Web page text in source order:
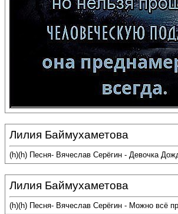
Лилия Баймухаметова
(h)(h) Песня- Вячеслав Серёгин - Девочка
Лилия Баймухаметова
(h)(h) Песня- Вячеслав Серёгин - Можно всё